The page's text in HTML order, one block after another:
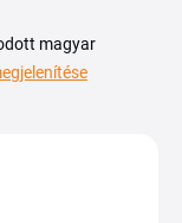
magyar
márkák